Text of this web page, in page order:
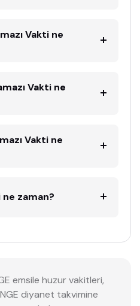
Vakti ne
Vakti ne
Vakti ne
ne zaman?
emsile huzur vakitleri,
diyanet takvimine